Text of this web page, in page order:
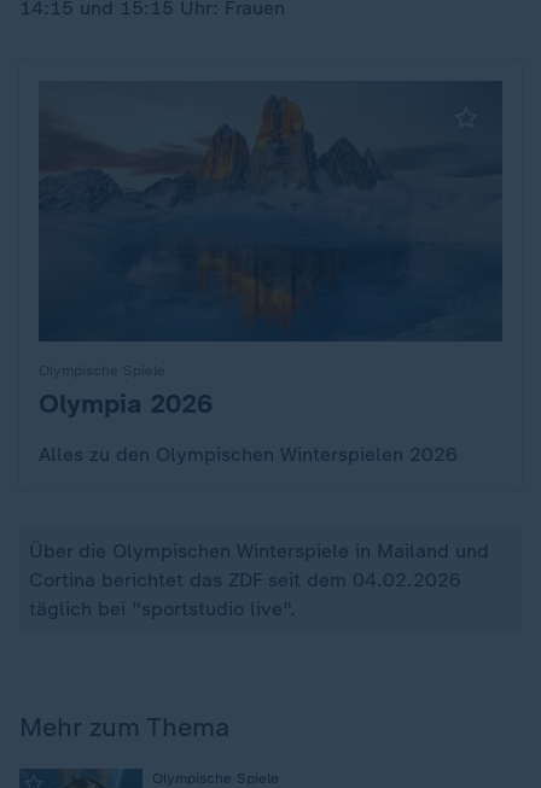
14:15 und 15:15 Uhr: Frauen
:Olympia 2026
Alles zu den Olympischen Winterspielen 2026
Über die Olympischen Winterspiele in Mailand und
Cortina berichtet das ZDF seit dem 04.02.2026
täglich bei "sportstudio live".
Mehr zum Thema
Olympische Spiele